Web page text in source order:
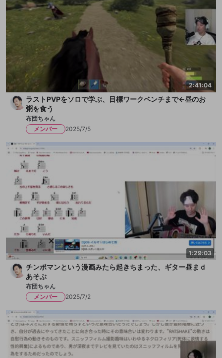
2:41:04
ラストPVPをソロで学ぶ、目標ワークベンチまで←昼のお
粥を食う
布団ちゃん
メンバー
2025/7/5
1:29:03
チンポマンという漫画みたら起きちまった、ギター昼まｄ
あそぶ
布団ちゃん
メンバー
2025/7/2